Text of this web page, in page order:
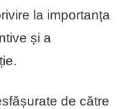
la importanța
și a
de către